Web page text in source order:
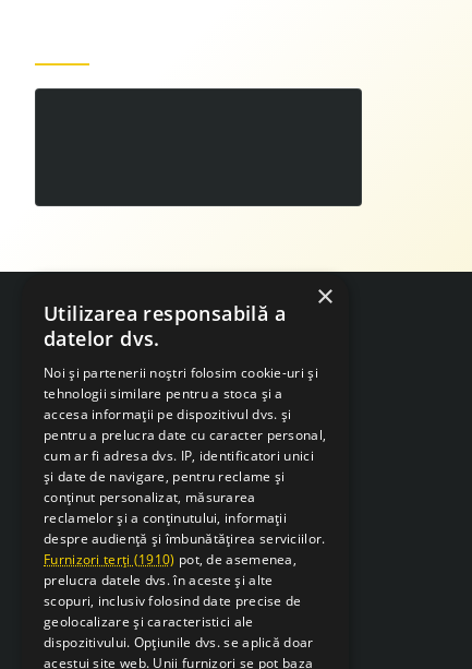
Despre Noi
Mobil: 0371 238 338
Email: office [@] sarcsudex.ro
Relatii cu clientii
×
Utilizarea responsabilă a
datelor dvs.
Noi și partenerii noștri folosim cookie-uri și
tehnologii similare pentru a stoca și a
accesa informații pe dispozitivul dvs. și
pentru a prelucra date cu caracter personal,
cum ar fi adresa dvs. IP, identificatori unici
și date de navigare, pentru reclame și
conținut personalizat, măsurarea
reclamelor și a conținutului, informații
despre audiență și îmbunătățirea serviciilor.
Furnizori terți (1910) pot, de asemenea,
prelucra datele dvs. în aceste și alte
scopuri, inclusiv folosind date precise de
geolocalizare și caracteristici ale
dispozitivului. Opțiunile dvs. se aplică doar
acestui site web. Unii furnizori se pot baza